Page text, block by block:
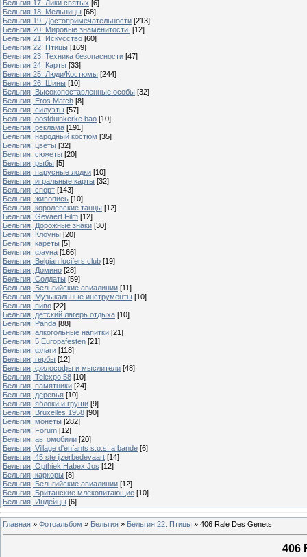
Бельгия 17. Лики святых [6]
Бельгия 18. Мельницы [68]
Бельгия 19. Достопримечательности [213]
Бельгия 20. Мировые знаменитости. [12]
Бельгия 21. Искусство [60]
Бельгия 22. Птицы [169]
Бельгия 23. Техника безопасности [47]
Бельгия 24. Карты [33]
Бельгия 25. Люди/Костюмы [244]
Бельгия 26. Шины [10]
Бельгия, Высокопоставленные особы [32]
Бельгия, Eros Match [8]
Бельгия, силуэты [57]
Бельгия, oostduinkerke bao [10]
Бельгия, реклама [191]
Бельгия, народный костюм [35]
Бельгия, цветы [32]
Бельгия, сюжеты [20]
Бельгия, рыбы [5]
Бельгия, парусные лодки [10]
Бельгия, игральные карты [32]
Бельгия, спорт [143]
Бельгия, живопись [10]
Бельгия, королевские танцы [12]
Бельгия, Gevaert Film [12]
Бельгия, Дорожные знаки [30]
Бельгия, Клоуны [20]
Бельгия, кареты [5]
Бельгия, фауна [166]
Бельгия, Belgian lucifers club [19]
Бельгия, Домино [28]
Бельгия, Солдаты [59]
Бельгия, Бельгийские авиалинии [11]
Бельгия, Музыкальные инструменты [10]
Бельгия, пиво [22]
Бельгия, детский лагерь отдыха [10]
Бельгия, Panda [88]
Бельгия, алкогольные напитки [21]
Бельгия, 5 Europafesten [21]
Бельгия, флаги [118]
Бельгия, гербы [12]
Бельгия, философы и мыслители [48]
Бельгия, Telexpo 58 [10]
Бельгия, памятники [24]
Бельгия, деревья [10]
Бельгия, яблоки и груши [9]
Бельгия, Bruxelles 1958 [90]
Бельгия, монеты [282]
Бельгия, Forum [12]
Бельгия, автомобили [20]
Бельгия, Village d'enfants s.o.s. a bande [6]
Бельгия, 45 ste ijzerbedevaart [14]
Бельгия, Opthiek Habex Jos [12]
Бельгия, каркоры [8]
Бельгия, Бельгийские авиалинии [12]
Бельгия, Британские млекопитающие [10]
Бельгия, Индейцы [6]
Главная » Фотоальбом » Бельгия » Бельгия 22. Птицы » 406 Rale Des Genets
406